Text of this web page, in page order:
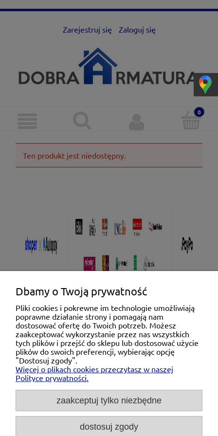
Zarejestruj się Zaloguj się
Ten produkt jest niedostępny.
Pomoc
Moje konto
Płatności i dostawa
O nas
Michał Niedźwiecki Dobra Armatura, ul. Krakowska
Dbamy o Twoją prywatność
Pliki cookies i pokrewne im technologie umożliwiają
poprawne działanie strony i pomagają nam
dostosować ofertę do Twoich potrzeb. Możesz
zaakceptować wykorzystanie przez nas wszystkich
tych plików i przejść do sklepu lub dostosować użycie
plików do swoich preferencji, wybierając opcję
"Dostosuj zgody".
Więcej o plikach cookies przeczytasz w naszej
Polityce prywatności.
zaakceptuj tylko niezbędne
dostosuj zgody